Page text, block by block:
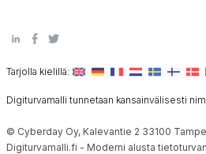
Tarjolla kielillä:
Digiturvamalli tunnetaan kansainvälisesti
© Cyberday Oy, Kalevantie 2 33100
Digiturvamalli.fi - Moderni alusta